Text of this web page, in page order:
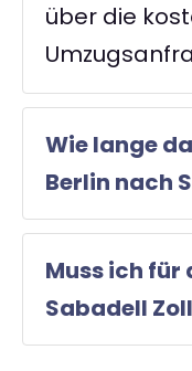
über die
Wie lange
Berlin nach
Muss ich für
Sabadell